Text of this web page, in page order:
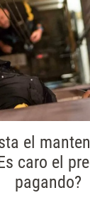
el
caro el
pagando?